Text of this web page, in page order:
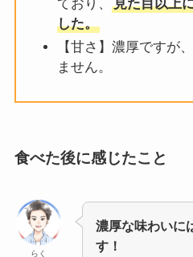
ており、
見た目以上
した。
【甘さ】濃厚ですが
ません。
食べた後に感じたこと
らく
濃厚な味わいに
す！